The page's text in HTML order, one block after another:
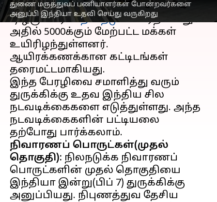
துணை மருத்துவப் பணியாளர்கள் போன்றவர்களை
அனுப்பி இந்தியா உதவி செய்து வருகிறது
துருக்கி மற்றும் சிரியாவில் நேற்று(பிப்
6) ஒரு பெரியநிலநடுக்கம்ஏற்பட்டது.
அதில் 5000க்கும் மேற்பட்ட மக்கள்
உயிரிழந்துள்ளனர்.
ஆயிரக்கணக்கான கட்டிடங்கள்
தரைமட்டமாகியது.
இந்த பேரழிவை சமாளித்து வரும்
துருக்கிக்கு உதவ இந்திய சில
நடவடிக்கைகளை எடுத்துள்ளது. அந்த
நடவடிக்கைகளின் பட்டியலை
நிவாரணப் பொருட்கள்(முதல்
தொகுதி): நிலநடுக்க நிவாரணப்
பொருட்களின் முதல் தொகுதியை
இந்தியா இன்று(பிப் 7) துருக்கிக்கு
அனுப்பியது. நிபுணத்துவ தேசிய